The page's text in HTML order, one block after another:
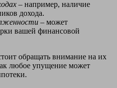
– например, наличие
дохода.
– может
вашей финансовой
обращать внимание на их
любое упущение может